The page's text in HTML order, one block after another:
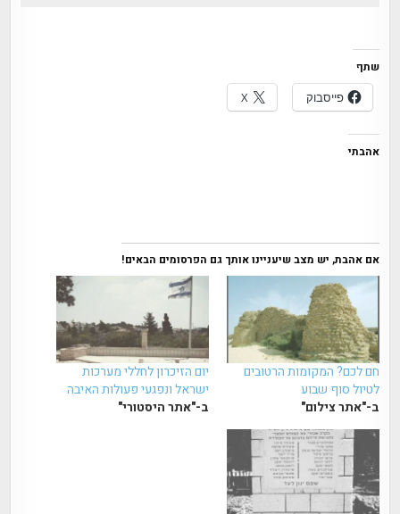
שתף
פייסבוק
X
אהבתי
אם אהבת, יש מצב שיעניינו אותך גם הפרסומים הבאים!
חם לכם? המקומות הרטובים
לטיול סוף שבוע
ב-"אתר צילום"
יום הזיכרון לחללי מערכות
ישראל ונפגעי פעולות האיבה
ב-"אתר היסטורי"